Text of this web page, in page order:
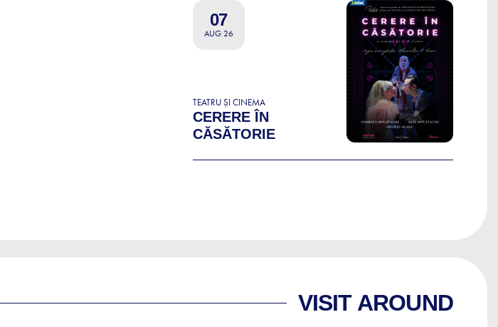
07
AUG 26
TEATRU ȘI CINEMA
CERERE ÎN
CĂSĂTORIE
VISIT AROUND